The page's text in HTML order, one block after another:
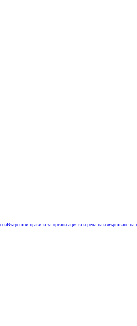
Вътрешни правила за организацията и реда на извършване